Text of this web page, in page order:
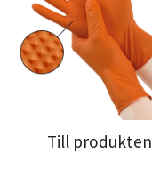
Till produkten